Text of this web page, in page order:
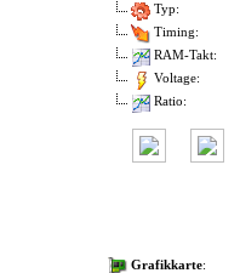
Typ:
Timing:
RAM-Takt:
Voltage:
Ratio:
Grafikkarte: